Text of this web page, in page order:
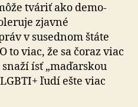
tváriť ako demo­
zjavné
v susednom štáte
to viac, že sa čoraz viac
ísť „maďarskou
ľudí ešte viac